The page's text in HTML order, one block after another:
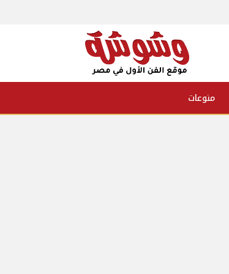
منوعات